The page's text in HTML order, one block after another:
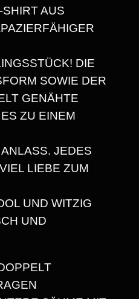
8
€
AUS
DIE
SOWIE DER
GENÄHTE
ZU EINEM
JEDES
LIEBE ZUM
UND WITZIG
UND